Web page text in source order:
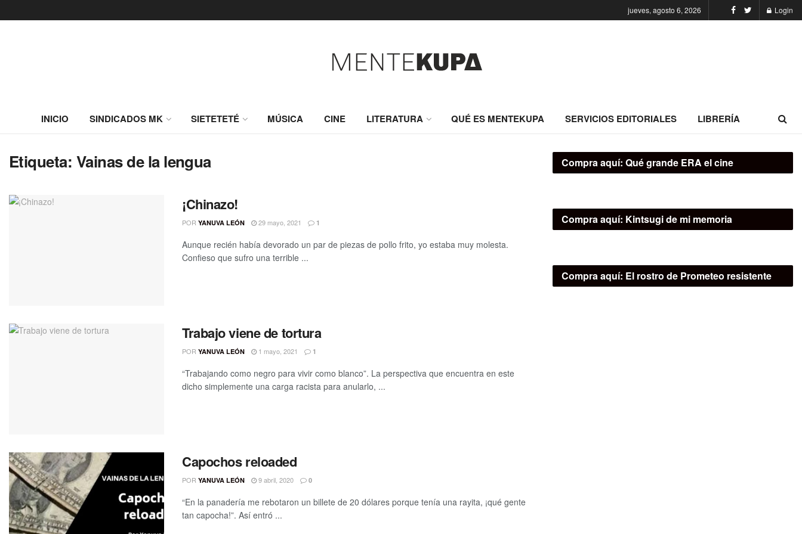
jueves, agosto 6, 2026 Login
INICIO SINDICADOS MK SIETETETÉ MÚSICA CINE LITERATURA QUÉ ES MENTEKUPA SERVICIOS EDITORIALES LIBRERÍA
Etiqueta: Vainas de la lengua
¡Chinazo!
POR YANUVA LEÓN 29 mayo, 2021 1
Aunque recién había devorado un par de piezas de pollo frito, yo estaba muy molesta.
Confieso que sufro una terrible ...
Trabajo viene de tortura
POR YANUVA LEÓN 1 mayo, 2021 1
“Trabajando como negro para vivir como blanco”. La perspectiva que encuentra en este
dicho simplemente una carga racista para anularlo, ...
Capochos reloaded
POR YANUVA LEÓN 9 abril, 2020 0
“En la panadería me rebotaron un billete de 20 dólares porque tenía una rayita, ¡qué gente
tan capocha!”. Así entró ...
Compra aquí: Qué grande ERA el cine
Compra aquí: Kintsugi de mi memoria
Compra aquí: El rostro de Prometeo resistente